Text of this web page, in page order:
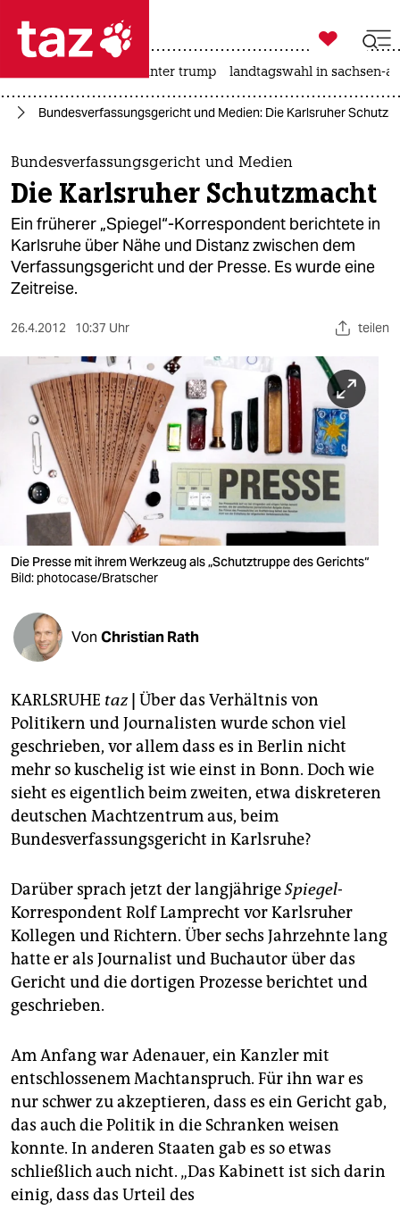
 taz zahl ich
taz zahl ich
themen
politik
öko
gesellschaft
kultur
sport
berlin
nord
wahrheit
verlag
verlag
shop
fragen & hilfe
unterstützen
abo
genossenschaft
epaper login

taz zahl ich
usa unter trump landtagswahl in sachsen-
Bundesverfassungsgericht und Medien: Die Karlsruher
Bundesverfassungsgericht und Medien
Die Karlsruher Schutzmacht
Ein früherer „Spiegel“-Korrespondent berichtete in
Karlsruhe über Nähe und Distanz zwischen dem
Verfassungsgericht und der Presse. Es wurde eine
Zeitreise.
26.4.2012 10:37 Uhr teilen
Die Presse mit ihrem Werkzeug als „Schutztruppe des Gerichts“
Bild: photocase/Bratscher
Von Christian Rath
KARLSRUHE taz Über das Verhältnis von
Politikern und Journalisten wurde schon viel
geschrieben, vor allem dass es in Berlin nicht
mehr so kuschelig ist wie einst in Bonn. Doch wie
sieht es eigentlich beim zweiten, etwa diskreteren
deutschen Machtzentrum aus, beim
Bundesverfassungsgericht in Karlsruhe?
Darüber sprach jetzt der langjährigeSpiegel-
Korrespondent Rolf Lamprecht vor Karlsruher
Kollegen und Richtern. Über sechs Jahrzehnte lang
hatte er als Journalist und Buchautor über das
Gericht und die dortigen Prozesse berichtet und
geschrieben.
Am Anfang war Adenauer, ein Kanzler mit
entschlossenem Machtanspruch. Für ihn war es
nur schwer zu akzeptieren, dass es ein Gericht gab,
das auch die Politik in die Schranken weisen
konnte. In anderen Staaten gab es so etwas
schließlich auch nicht. „Das Kabinett ist sich darin
einig, dass das Urteil des